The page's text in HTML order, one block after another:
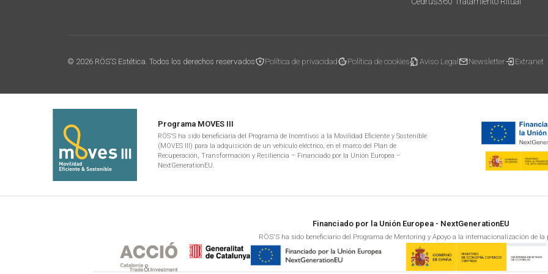
© 2026 RÖS’S Estética. Todos los derechos reservados Política de privacidad Política de cookies Aviso Legal Newsletter Extranet
Programa MOVES III
RÖS'S ha sido beneficiaria del Programa de Incentivos a la Movilidad Eficiente y Sostenible
(MOVES III) para la adquisición de un vehículo eléctrico, en el marco del Plan de
Recuperación, Transformación y Resiliencia – Financiado por la Unión Europea –
NextGenerationEU.
Financiado por la Unión Europea - NextGenerationEU
RÖS'S ha sido beneficiario del Programa de Mentoring y Apoyo a la internacionalización de la